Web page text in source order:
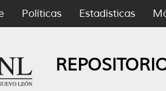
Políticas Estadísticas